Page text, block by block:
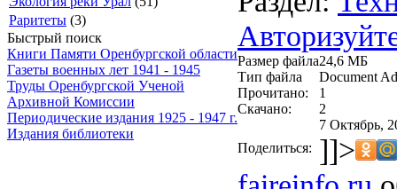
Раритеты (3)
Быстрый поиск
Книги Памяти Оренбургской области
Газеты военных лет 1941 - 1945
Труды Оренбургской Ученой
Архивной Комиссии
Периодические издания 1925 - 1947 г.
Издания библиотеки
Размер файла24,6 МБ
Тип файла
Document
Прочитано:
1
Скачано:
2
7 Октябрь,
Поделиться: ]]>